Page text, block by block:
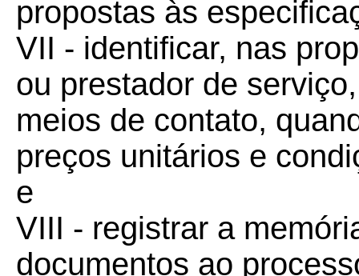
propostas às
VII - identificar, nas
ou prestador de
meios de contato,
preços unitários e
e
VIII - registrar a
documentos ao